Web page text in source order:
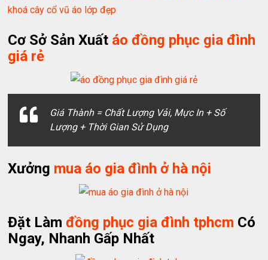
khoá cây cổ vũ áo lớp đẹp
Cơ Sở Sản Xuất áo đồng phục gia đình
giá rẻ
Giá Thành = Chất Lượng Vải, Mực In + Số
Lượng + Thời Gian Sử Dụng
Xưởng mua áo gia đình ở hà nội
Đặt Làmđồng phục gia đình tphcm Có
Ngay, Nhanh Gấp Nhất